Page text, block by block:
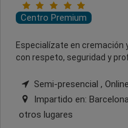
Centro Premium
Especialízate en cremación
con respeto, seguridad y
Semi-presencial ,
Impartido en:
otros lugares